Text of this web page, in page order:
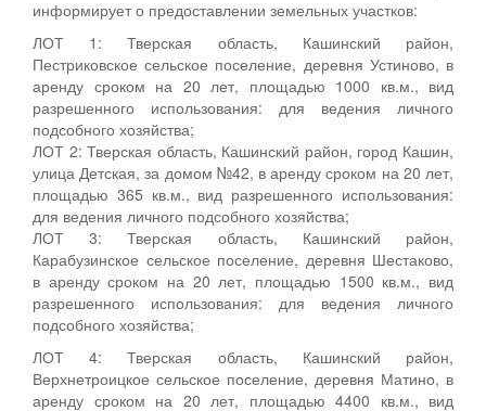
информирует о предоставлении земельных участков:
ЛОТ 1: Тверская область, Кашинский район,
Пестриковское сельское поселение, деревня Устиново, в
аренду сроком на 20 лет, площадью 1000 кв.м., вид
разрешенного использования: для ведения личного
подсобного хозяйства;
ЛОТ 2: Тверская область, Кашинский район, город Кашин,
улица Детская, за домом №42, в аренду сроком на 20 лет,
площадью 365 кв.м., вид разрешенного использования:
для ведения личного подсобного хозяйства;
ЛОТ 3: Тверская область, Кашинский район,
Карабузинское сельское поселение, деревня Шестаково,
в аренду сроком на 20 лет, площадью 1500 кв.м., вид
разрешенного использования: для ведения личного
подсобного хозяйства;
ЛОТ 4: Тверская область, Кашинский район,
Верхнетроицкое сельское поселение, деревня Матино, в
аренду сроком на 20 лет, площадью 4400 кв.м., вид